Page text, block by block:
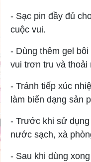
- Sạc pin đầy đủ
cuộc vui.
- Dùng thêm gel
vui trơn tru và thoải
- Tránh tiếp xúc
làm biến dạng sản
- Trước khi sử
nước sạch, xà
- Sau khi dùng